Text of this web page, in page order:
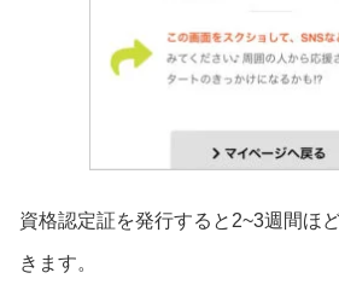
資格認定証を発行すると2~3週間ほ
きます。